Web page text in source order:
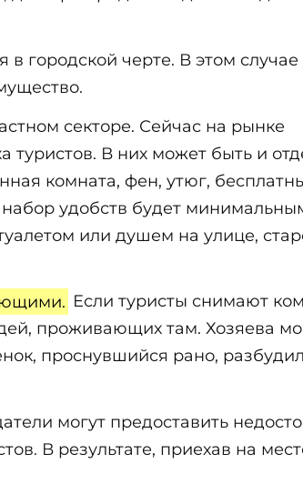
городской черте. В этом случае
секторе. Сейчас на рынке
туристов. В них может быть и
комната, фен, утюг,
удобств будет
или душем на улице,
Если туристы снимают
проживающих там. Хозяева
проснувшийся рано, разбудил
могут предоставить
В результате, приехав на